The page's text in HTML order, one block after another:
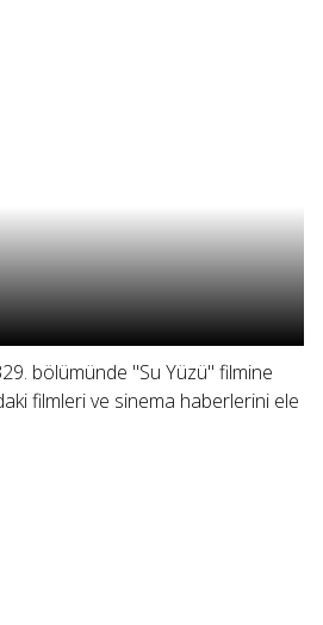
bölümünde "Su Yüzü" filmine
filmleri ve sinema haberlerini ele